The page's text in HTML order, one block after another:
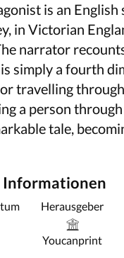
is an
in Victorian
narrator
simply a fourth
travelling
a person
tale,
Informationen
Herausgeber
Youcanprint